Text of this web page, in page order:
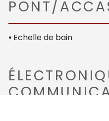
PONT/
• Echelle de bain